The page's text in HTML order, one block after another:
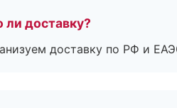
доставку?
доставку по РФ и